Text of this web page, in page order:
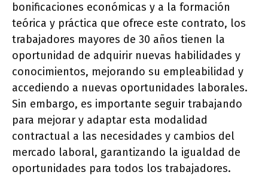
bonificaciones económicas y a la formación
teórica y práctica que ofrece este contrato, los
trabajadores mayores de 30 años tienen la
oportunidad de adquirir nuevas habilidades y
conocimientos, mejorando su empleabilidad y
accediendo a nuevas oportunidades laborales.
Sin embargo, es importante seguir trabajando
para mejorar y adaptar esta modalidad
contractual a las necesidades y cambios del
mercado laboral, garantizando la igualdad de
oportunidades para todos los trabajadores.